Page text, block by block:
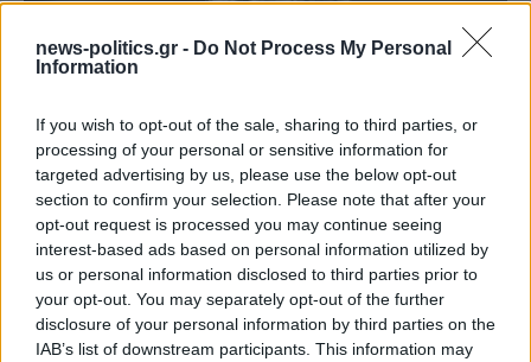
news-politics.gr - Do Not Process My Personal
Information
If you wish to opt-out of the sale, sharing to third parties, or
processing of your personal or sensitive information for
targeted advertising by us, please use the below opt-out
section to confirm your selection. Please note that after your
opt-out request is processed you may continue seeing
interest-based ads based on personal information utilized by
us or personal information disclosed to third parties prior to
your opt-out. You may separately opt-out of the further
disclosure of your personal information by third parties on the
IAB’s list of downstream participants. This information may
Το ατύχημα του Ρόμπερτ Πλαντ, των Led Zeppelin
στη Ρόδο όπου παραλίγο να χάσει τη γυναίκα του
(video)